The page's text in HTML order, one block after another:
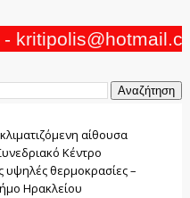
-
αίθουσα
Κέντρο
υψηλές θερμοκρασίες –
Ηρακλείου